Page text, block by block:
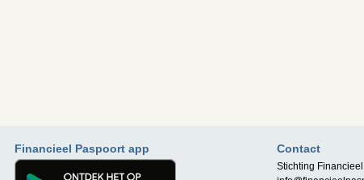
Financieel Paspoort app Contact
Stichting